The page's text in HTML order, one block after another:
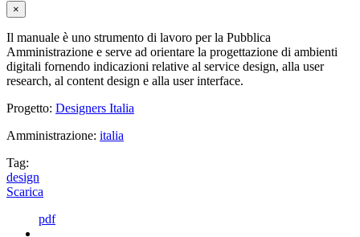
×
Il manuale è uno strumento di lavoro per la Pubblica
Amministrazione e serve ad orientare la progettazione di ambienti
digitali fornendo indicazioni relative al service design, alla user
research, al content design e alla user interface.
Progetto: Designers Italia
Amministrazione: italia
Tag:
design
Scarica
pdf